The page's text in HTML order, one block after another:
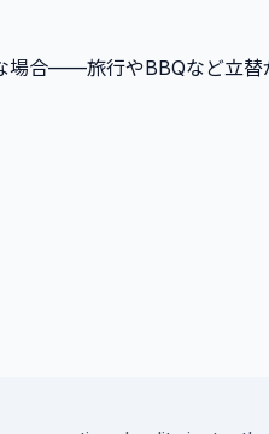
場合——旅行やBBQなど立